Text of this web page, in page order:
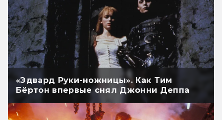
«Эдвард Руки-ножницы». Как Тим
Бёртон впервые снял Джонни Деппа